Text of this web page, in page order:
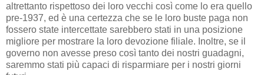
altrettanto rispettoso dei loro vecchi così come lo era quello
pre-1937, ed è una certezza che se le loro buste paga non
fossero state intercettate sarebbero stati in una posizione
migliore per mostrare la loro devozione filiale. Inoltre, se il
governo non avesse preso così tanto dei nostri guadagni,
saremmo stati più capaci di risparmiare per i nostri giorni